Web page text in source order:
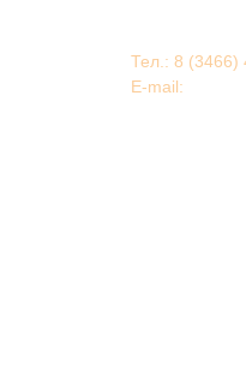
Тел.: 8 (3466)
E-mail: